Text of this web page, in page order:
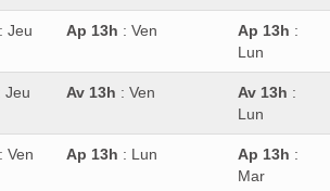
: Jeu Ap 13h : Ven Ap 13h :
Lun
Jeu Av 13h : Ven Av 13h :
Lun
: Ven Ap 13h : Lun Ap 13h :
Mar